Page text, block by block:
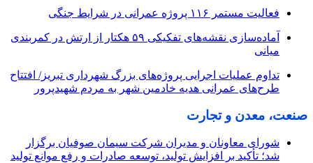
فعالیت مستمر ۱۱۶ پروژه عمرانی در شرایط جنگی
آماده‌سازی نقشه‌های تفکیکی ۵۹ هکتار از ارتش در کمربندی
میانی
تداوم عملیات اجرایی پروژه‌های بزرگ شهرداری تبریز/ افتتاح
طرح‌های عمرانی هدیه خادمین شهر به مردم شهیدپرور
صنعت، معدن و تجارت
شورای معاونان و مدیران شرکت سیمان صوفیان برگزار
شد؛ تأکید بر افزایش تولید، توسعه صادرات و رفع موانع تولید